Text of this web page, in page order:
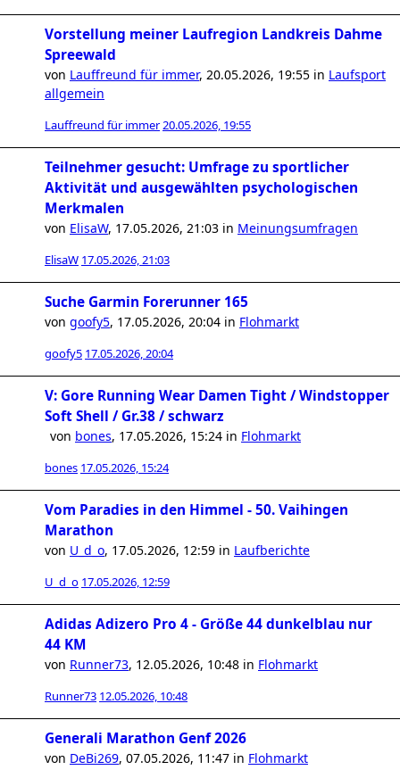
Vorstellung meiner Laufregion Landkreis Dahme
Spreewald
von Lauffreund für immer, 20.05.2026, 19:55 in Laufsport
allgemein
Lauffreund für immer20.05.2026, 19:55
Teilnehmer gesucht: Umfrage zu sportlicher
Aktivität und ausgewählten psychologischen
Merkmalen
von ElisaW, 17.05.2026, 21:03 in Meinungsumfragen
ElisaW 17.05.2026, 21:03
Suche Garmin Forerunner 165
von goofy5, 17.05.2026, 20:04 in Flohmarkt
goofy5 17.05.2026, 20:04
V: Gore Running Wear Damen Tight / Windstopper
Soft Shell / Gr.38 / schwarz
von bones, 17.05.2026, 15:24 in Flohmarkt
bones 17.05.2026, 15:24
Vom Paradies in den Himmel - 50. Vaihingen
Marathon
von U_d_o, 17.05.2026, 12:59 in Laufberichte
U_d_o 17.05.2026, 12:59
Adidas Adizero Pro 4 - Größe 44 dunkelblau nur
44 KM
von Runner73, 12.05.2026, 10:48 in Flohmarkt
Runner73 12.05.2026, 10:48
Generali Marathon Genf 2026
von DeBi269, 07.05.2026, 11:47 in Flohmarkt